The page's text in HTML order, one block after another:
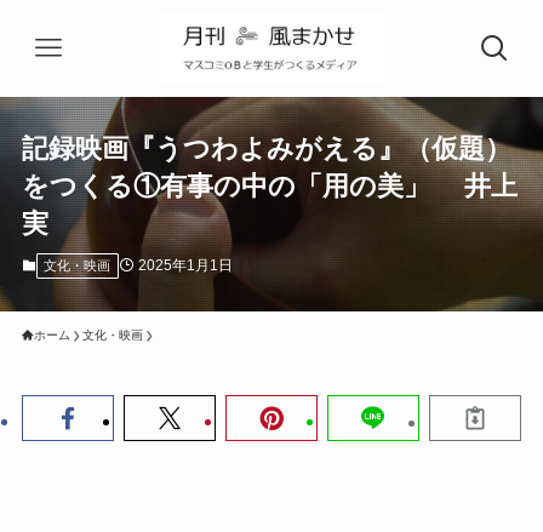
記録映画『うつわよみがえる』（仮題）
をつくる①有事の中の「用の美」 井上
実
文化・映画 2025年1月1日
ホーム 文化・映画